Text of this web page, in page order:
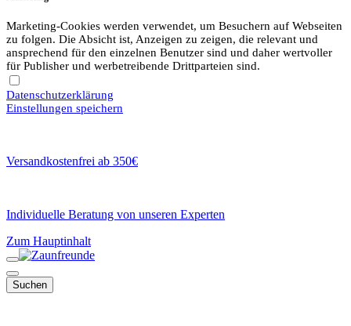
Marketing-Cookies werden verwendet, um Besuchern auf Webseiten
zu folgen. Die Absicht ist, Anzeigen zu zeigen, die relevant und
ansprechend für den einzelnen Benutzer sind und daher wertvoller
für Publisher und werbetreibende Drittparteien sind.
Datenschutzerklärung
Einstellungen speichern
Versandkostenfrei ab 350€
Individuelle Beratung von unseren Experten
Zum Hauptinhalt
Suchen